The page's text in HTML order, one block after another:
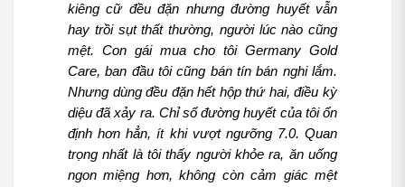
kiêng cữ đều đặn nhưng đường huyết vẫn
hay trồi sụt thất thường, người lúc nào cũng
mệt. Con gái mua cho tôi Germany Gold
Care, ban đầu tôi cũng bán tín bán nghi lắm.
Nhưng dùng đều đặn hết hộp thứ hai, điều kỳ
diệu đã xảy ra. Chỉ số đường huyết của tôi ổn
định hơn hẳn, ít khi vượt ngưỡng 7.0. Quan
trọng nhất là tôi thấy người khỏe ra, ăn uống
ngon miệng hơn, không còn cảm giác mệt